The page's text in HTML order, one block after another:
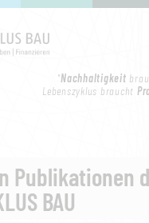
"Nachhaltigkeit
Lebenszyklus braucht
Publikationen
BAU